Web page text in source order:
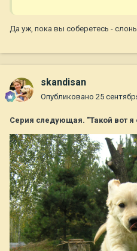
Да уж, пока вы соберетесь -
skandisan
Опубликовано 25
Серия следующая. "Такой вот я